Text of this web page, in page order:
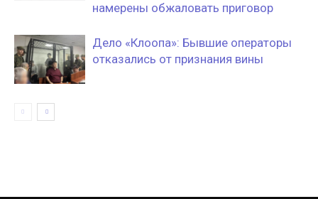
намерены обжаловать приговор
Дело «Клоопа»: Бывшие операторы
отказались от признания вины